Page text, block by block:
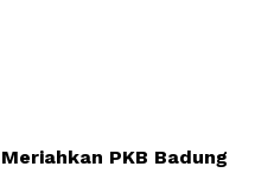
PKB Badung